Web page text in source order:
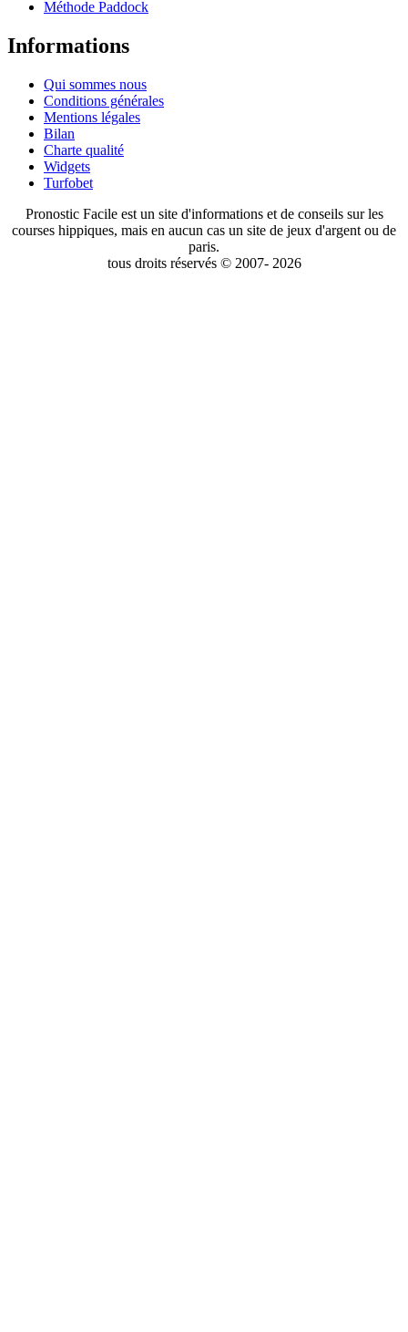
Méthode Paddock
Informations
Qui sommes nous
Conditions générales
Mentions légales
Bilan
Charte qualité
Widgets
Turfobet
Pronostic Facile est un site d'informations et de conseils sur les
courses hippiques, mais en aucun cas un site de jeux d'argent ou de
paris.
tous droits réservés © 2007- 2026